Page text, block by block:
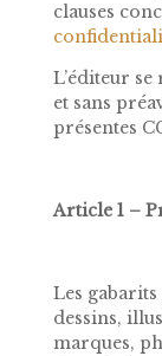
clauses
L’éditeur
et sans
présentes
Article 1 –
Les
dessins,
marques,